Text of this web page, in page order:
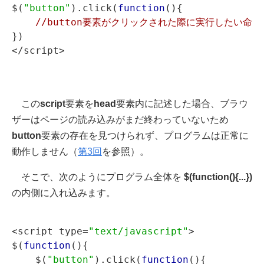
$( "button" ).click( function (){
//button要素がクリックされた際に実行したい命令
})
このscript要素を head要素内に記述した場合、ブラウ
ザーはページの読み込みがまだ終わっていないため
button要素の存在を見つけられず、プログラムは正常に
動作しません（第3回 を参照）。
そこで、次のようにプログラム全体を $(function(){...})
の内側に入れ込みます。
<script type="text/javascript">
$( function (){
$( "button" ).click( function (){